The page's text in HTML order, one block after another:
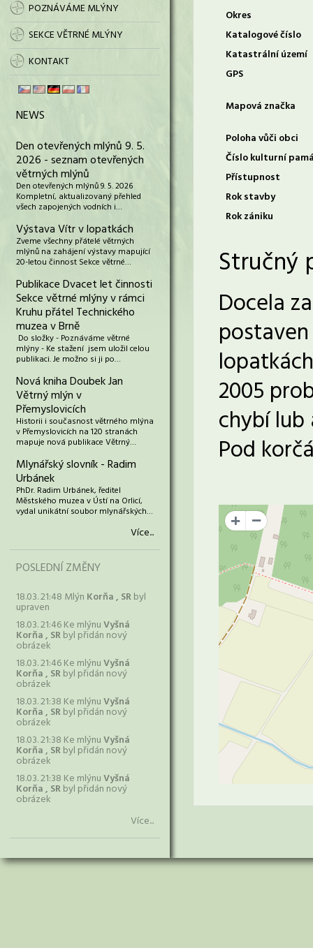
POZNÁVÁME MLÝNY
SEKCE VĚTRNÉ MLÝNY
KONTAKT
NEWS
Den otevřených mlýnů 9. 5.
2026 - seznam otevřených
větrných mlýnů
Den otevřených mlýnů 9. 5. 2026
Kompletní, aktualizovaný přehled
všech zapojených vodních i…
Výstava Vítr v lopatkách
Zveme všechny přátelé větrných
mlýnů na zahájení výstavy mapující
20-letou činnost Sekce větrné…
Publikace Dvacet let činnosti
Sekce větrné mlýny v rámci
Kruhu přátel Technického
muzea v Brně
Do složky - Poznáváme větrné
mlýny - Ke stažení jsem uložil celou
publikaci. Je možno si ji po…
Nová kniha Doubek Jan
Větrný mlýn v
Přemyslovicích
Historii i současnost větrného mlýna
v Přemyslovicích na 120 stranách
mapuje nová publikace Větrný…
Mlynářský slovník - Radim
Urbánek
PhDr. Radim Urbánek, ředitel
Městského muzea v Ústí na Orlicí,
vydal unikátní soubor mlynářských…
Více...
POSLEDNÍ ZMĚNY
18.03. 21:48 Mlýn Korňa , SRbyl
upraven
18.03. 21:46 Ke mlýnuVyšná
Korňa , SRbyl přidán nový
obrázek
18.03. 21:46 Ke mlýnuVyšná
Korňa , SRbyl přidán nový
obrázek
18.03. 21:38 Ke mlýnuVyšná
Korňa , SRbyl přidán nový
obrázek
18.03. 21:38 Ke mlýnuVyšná
Korňa , SRbyl přidán nový
obrázek
18.03. 21:38 Ke mlýnuVyšná
Korňa , SRbyl přidán nový
obrázek
Více...
Okres
Katalogové číslo
Katastrální území
GPS
Mapová značka
Poloha vůči obci
Číslo kulturní
Přístupnost
Rok stavby
Rok zániku
Stručný
Docela
2005
chybí lub
Pod
+